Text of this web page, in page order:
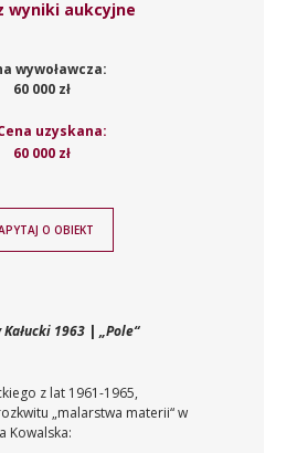
wyniki aukcyjne
wywoławcza:
60 000 zł
uzyskana:
60 000 zł
O OBIEKT
Kałucki 1963 | „Pole“
z lat 1961-1965,
„malarstwa materii“ w
Kowalska: